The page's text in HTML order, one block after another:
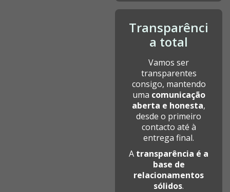
Transparênci
a total
Vamos ser
transparentes
consigo, mantendo
uma comunicação
aberta e honesta,
desde o primeiro
contacto até à
entrega final.
A transparência é a
base de
relacionamentos
sólidos.